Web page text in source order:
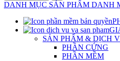
DANH MỤC SẢN PHẨM DANH
SẢN PHẨM & DỊCH
PHẦN CỨNG
PHẦN MỀM